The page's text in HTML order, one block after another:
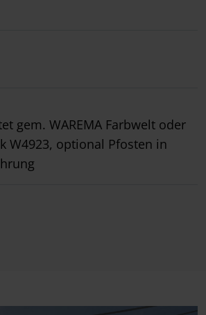
gem. WAREMA Farbwelt oder
W4923, optional Pfosten in